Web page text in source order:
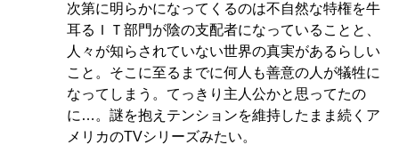
次第に明らかになってくるのは不自然な特権を牛
耳るＩＴ部門が陰の支配者になっていることと、
人々が知らされていない世界の真実があるらしい
こと。そこに至るまでに何人も善意の人が犠牲に
なってしまう。てっきり主人公かと思ってたの
に…。謎を抱えテンションを維持したまま続くア
メリカのTVシリーズみたい。